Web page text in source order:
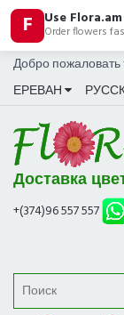
F Use
Order flowers
Добро пожаловать
ЕРЕВАН
Доставка
+(374)96 557 557
КАТЕГОРИИ
ВСЕ
ХИТ ПРОДАЖ
КОМПОЗИЦИИ
ПОДАРКИ